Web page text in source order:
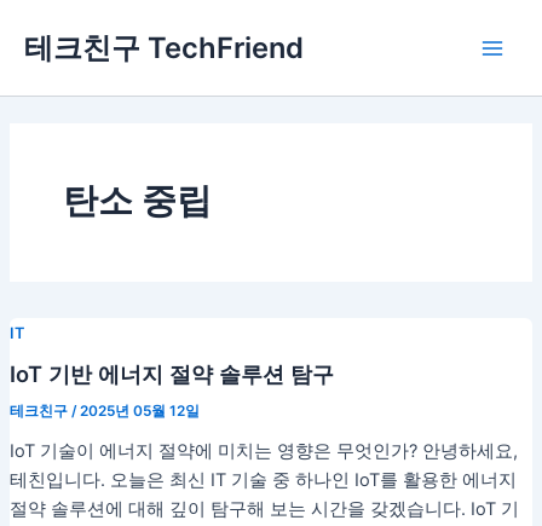
로
테크친구 TechFriend
탄소 중립
IT
IoT 기반 에너지 절약 솔루션 탐구
테크친구 /2025년 05월 12일
IoT 기술이 에너지 절약에 미치는 영향은 무엇인가? 안녕하세요,
테친입니다. 오늘은 최신 IT 기술 중 하나인 IoT를 활용한 에너지
절약 솔루션에 대해 깊이 탐구해 보는 시간을 갖겠습니다. IoT 기